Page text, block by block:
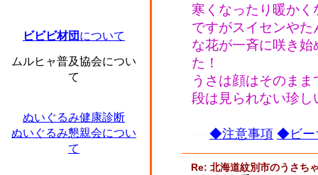
ビビビ材団 について
ムルヒャ普及協会につい
て
ぬいぐるみ健康診断
ぬいぐるみ懇親会につい
て
寒くなったり暖か
ですがスイセンや
な花が一斉に咲き
た！
うさは顔はそのま
段は見られない珍し
◆注意事項 ◆ビー
Re: 北海道紋別市のうさち